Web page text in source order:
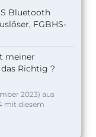
Bluetooth
FGBHS-
meiner
Richtig ?
2023) aus
mit diesem